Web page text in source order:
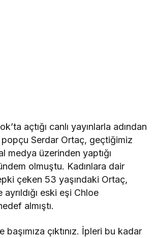
açtığı canlı yayınlarla adından
Serdar Ortaç, geçtiğimiz
medya üzerinden yaptığı
olmuştu. Kadınlara dair
çeken 53 yaşındaki Ortaç,
eski eşi Chloe
almıştı.
çıktınız. İpleri bu kadar